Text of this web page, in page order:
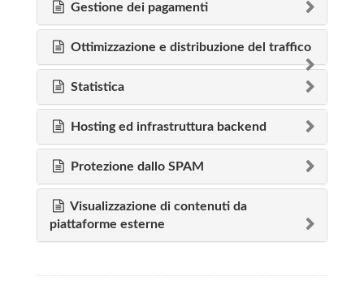
Gestione dei pagamenti
Ottimizzazione e distribuzione del traffico
Statistica
Hosting ed infrastruttura backend
Protezione dallo SPAM
Visualizzazione di contenuti da
piattaforme esterne